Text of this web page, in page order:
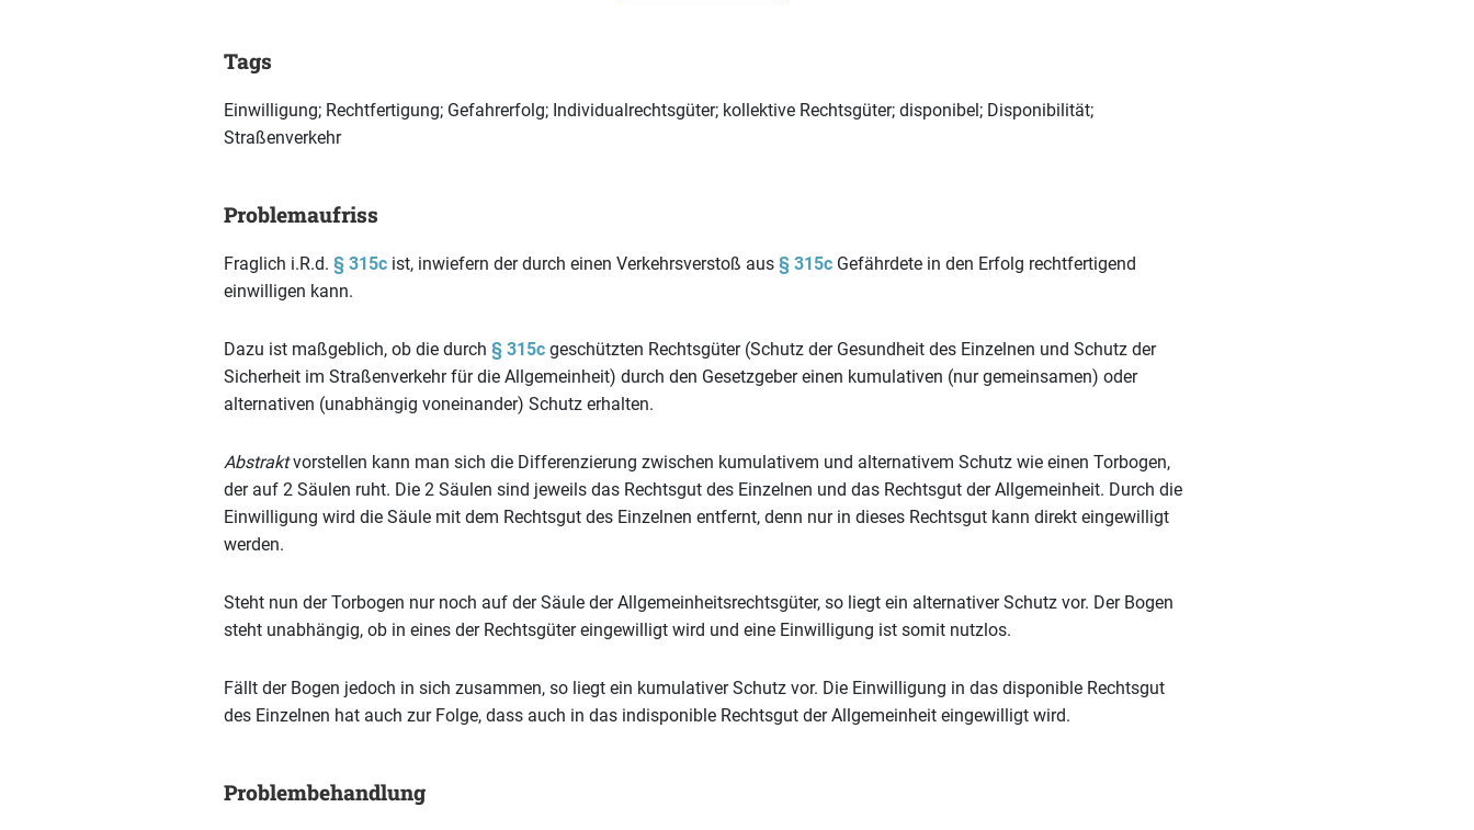
Tags
Einwilligung; Rechtfertigung; Gefahrerfolg; Individualrechtsgüter; kollektive Rechtsgüter; disponibel; Disponibilität;
Straßenverkehr
Problemaufriss
Fraglich i.R.d. § 315c ist, inwiefern der durch einen Verkehrsverstoß aus § 315c Gefährdete in den Erfolg rechtfertigend
einwilligen kann.
Dazu ist maßgeblich, ob die durch § 315c geschützten Rechtsgüter (Schutz der Gesundheit des Einzelnen und Schutz der
Sicherheit im Straßenverkehr für die Allgemeinheit) durch den Gesetzgeber einen kumulativen (nur gemeinsamen) oder
alternativen (unabhängig voneinander) Schutz erhalten.
Abstraktvorstellen kann man sich die Differenzierung zwischen kumulativem und alternativem Schutz wie einen Torbogen,
der auf 2 Säulen ruht. Die 2 Säulen sind jeweils das Rechtsgut des Einzelnen und das Rechtsgut der Allgemeinheit. Durch die
Einwilligung wird die Säule mit dem Rechtsgut des Einzelnen entfernt, denn nur in dieses Rechtsgut kann direkt eingewilligt
werden.
Steht nun der Torbogen nur noch auf der Säule der Allgemeinheitsrechtsgüter, so liegt ein alternativer Schutz vor. Der Bogen
steht unabhängig, ob in eines der Rechtsgüter eingewilligt wird und eine Einwilligung ist somit nutzlos.
Fällt der Bogen jedoch in sich zusammen, so liegt ein kumulativer Schutz vor. Die Einwilligung in das disponible Rechtsgut
des Einzelnen hat auch zur Folge, dass auch in das indisponible Rechtsgut der Allgemeinheit eingewilligt wird.
Problembehandlung